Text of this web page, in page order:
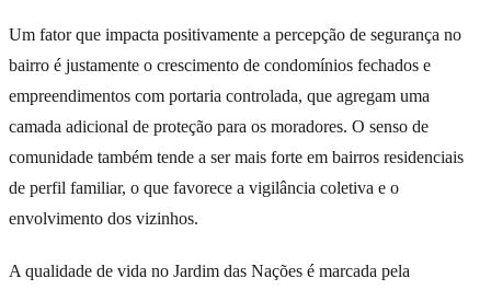
Um fator que impacta positivamente a percepção de segurança no
bairro é justamente o crescimento de condomínios fechados e
empreendimentos com portaria controlada, que agregam uma
camada adicional de proteção para os moradores. O senso de
comunidade também tende a ser mais forte em bairros residenciais
de perfil familiar, o que favorece a vigilância coletiva e o
envolvimento dos vizinhos.
A qualidade de vida no Jardim das Nações é marcada pela